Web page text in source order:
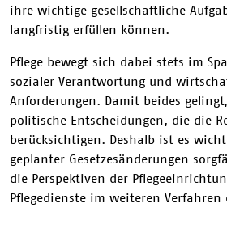
ihre wichtige gesellschaftliche
langfristig erfüllen können.
Pflege bewegt sich dabei stets im
sozialer Verantwortung und
Anforderungen. Damit beides
politische Entscheidungen, die die
berücksichtigen. Deshalb ist es
geplanter Gesetzesänderungen
die Perspektiven der
Pflegedienste im weiteren Verfahren